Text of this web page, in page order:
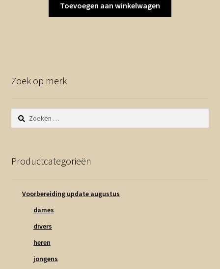
Toevoegen aan winkelwagen
Zoek op merk
Zoeken
naar:
Productcategorieën
Voorbereiding update augustus
dames
divers
heren
jongens